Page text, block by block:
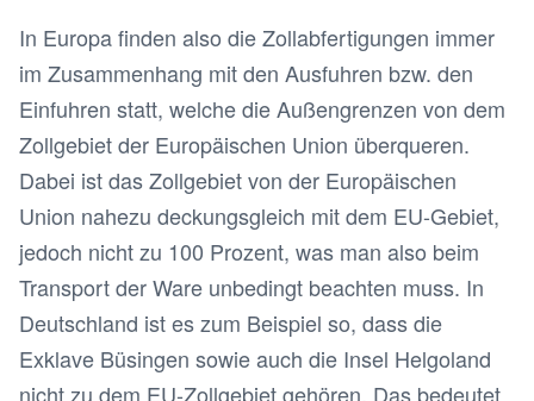
In Europa finden also die Zollabfertigungen immer
im Zusammenhang mit den Ausfuhren bzw. den
Einfuhren statt, welche die Außengrenzen von dem
Zollgebiet der Europäischen Union überqueren.
Dabei ist das Zollgebiet von der Europäischen
Union nahezu deckungsgleich mit dem EU-Gebiet,
jedoch nicht zu 100 Prozent, was man also beim
Transport der Ware unbedingt beachten muss. In
Deutschland ist es zum Beispiel so, dass die
Exklave Büsingen sowie auch die Insel Helgoland
nicht zu dem EU-Zollgebiet gehören. Das bedeutet